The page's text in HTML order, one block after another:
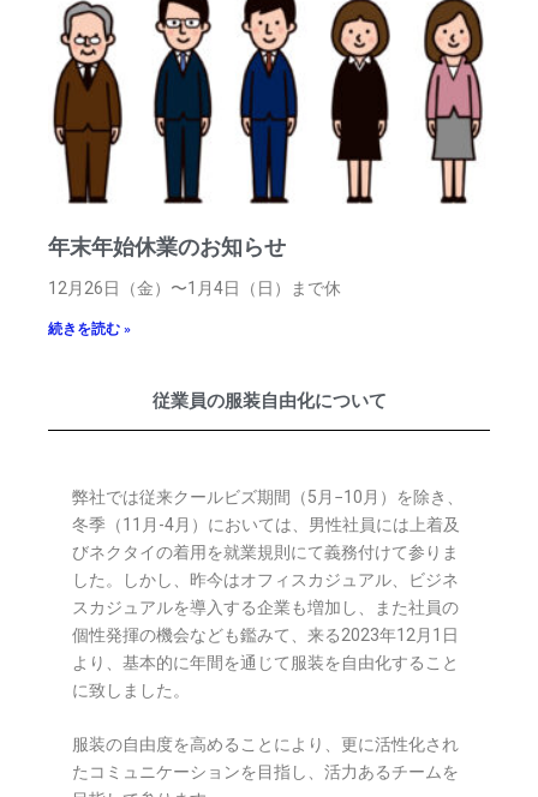
年末年始休業のお知らせ
12月26日（金）〜1月4日（日）まで休
続きを読む »
従業員の服装自由化について
弊社では従来クールビズ期間（5月−10月）を除き、
冬季（11月-4月）においては、男性社員には上着及
びネクタイの着用を就業規則にて義務付けて参りま
した。しかし、昨今はオフィスカジュアル、ビジネ
スカジュアルを導入する企業も増加し、また社員の
個性発揮の機会なども鑑みて、来る2023年12月1日
より、基本的に年間を通じて服装を自由化すること
に致しました。
服装の自由度を高めることにより、更に活性化され
たコミュニケーションを目指し、活力あるチームを